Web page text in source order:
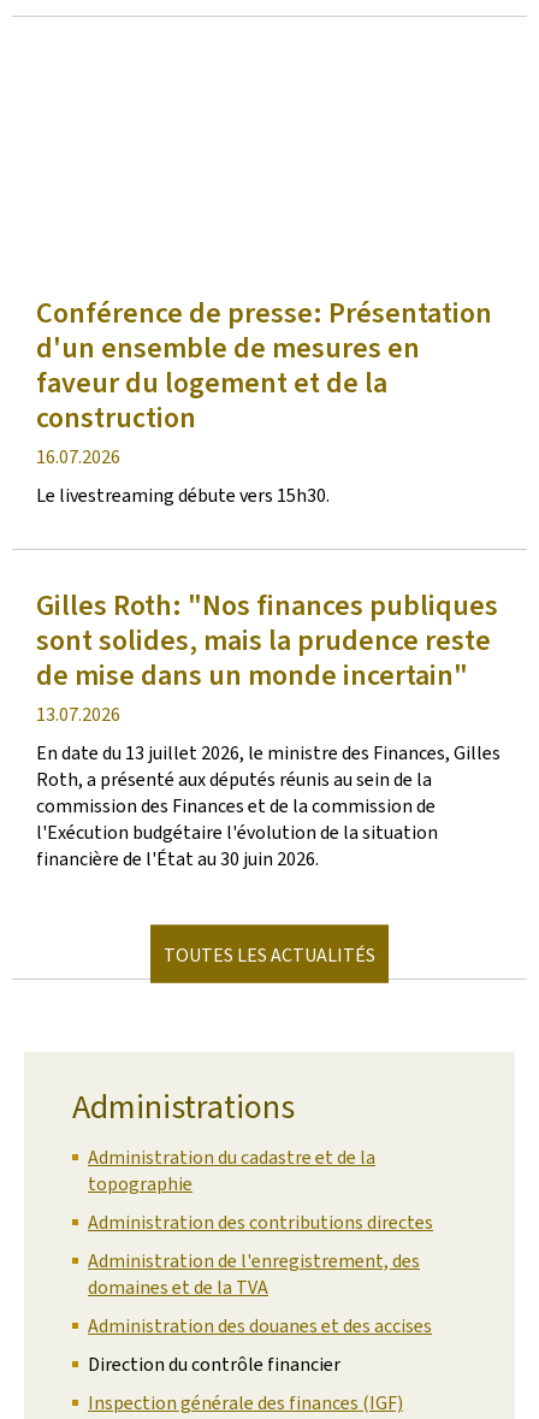
Conférence de presse: Présentation
d'un ensemble de mesures en
faveur du logement et de la
construction
date
de
publication
16.07.2026
Le livestreaming débute vers 15h30.
Gilles Roth: "Nos finances publiques
sont solides, mais la prudence reste
de mise dans un monde incertain"
date
de
publication
13.07.2026
En date du 13 juillet 2026, le ministre des Finances, Gilles
Roth, a présenté aux députés réunis au sein de la
commission des Finances et de la commission de
l'Exécution budgétaire l'évolution de la situation
financière de l'État au 30 juin 2026.
TOUTES LES ACTUALITÉS
Administrations
Administration du cadastre et de la
topographie
Administration des contributions directes
Administration de l'enregistrement, des
domaines et de la TVA
Administration des douanes et des accises
Direction du contrôle financier
Inspection générale des finances (IGF)